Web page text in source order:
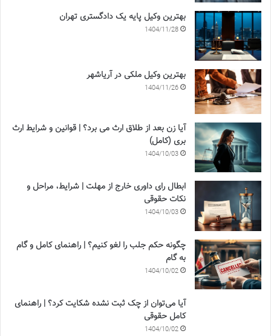
بهترین وکیل پایه یک دادگستری تهران
1404/11/28
بهترین وکیل ملکی در آریاشهر
1404/11/26
آیا زن بعد از طلاق ارث می برد؟ | قوانین و شرایط ارث
بری (کامل)
1404/10/03
ابطال رای داوری خارج از مهلت | شرایط، مراحل و
نکات حقوقی
1404/10/03
چگونه حکم جلب را لغو کنیم؟ | راهنمای کامل و گام
به گام
1404/10/02
آیا می‌توان از چک ثبت نشده شکایت کرد؟ | راهنمای
کامل حقوقی
1404/10/02